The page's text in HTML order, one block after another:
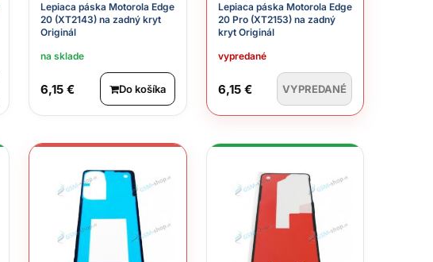
Lepiaca páska Motorola Edge
20 (XT2143) na zadný kryt
Originál
na sklade
6,15 € Do košíka
Lepiaca páska Motorola Edge
20 Pro (XT2153) na zadný
kryt Originál
vypredané
6,15 € VYPREDANÉ